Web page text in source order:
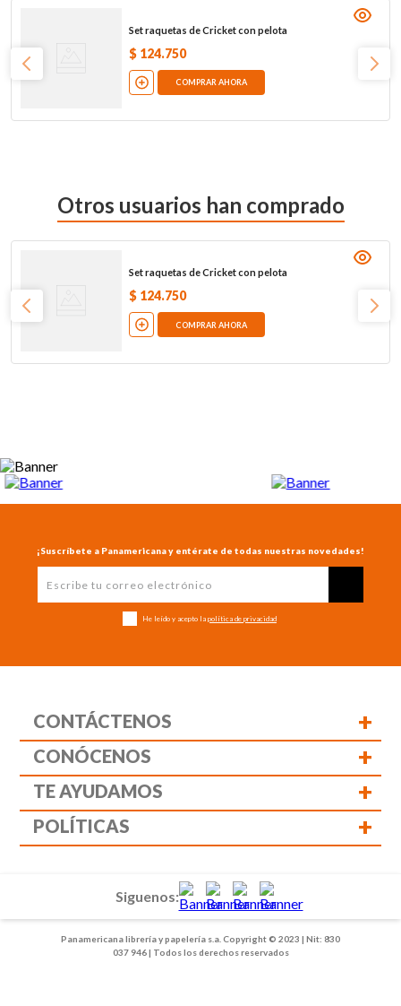
Set raquetas de Cricket con pelota
$ 124.750
COMPRAR AHORA
Otros usuarios han comprado
Set raquetas de Cricket con pelota
$ 124.750
COMPRAR AHORA
¡Suscríbete a Panamericana y entérate de todas nuestras novedades!
He leído y acepto la política de privacidad
CONTÁCTENOS +
CONÓCENOS +
TE AYUDAMOS +
POLÍTICAS +
Panamericana librería y papelería s.a. Copyright © 2023 | Nit: 830
037 946 | Todos los derechos reservados
Siguenos: